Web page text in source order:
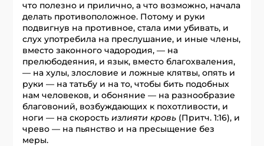
что полезно и прилично, а что возможно, начала
делать противоположное. Потому и руки
подвигнув на противное, стала ими убивать, и
слух употребила на преслушание, и иные члены,
вместо законного чадородия, — на
прелюбодеяния, и язык, вместо благохваления,
— на хулы, злословие и ложные клятвы, опять и
руки — на татьбу и на то, чтобы бить подобных
нам человеков, и обоняние — на разнообразие
благовоний, возбуждающих к похотливости, и
ноги — на скоростьизлияти кровь (Притч. 1:16), и
чрево — на пьянство и на пресыщение без
меры.